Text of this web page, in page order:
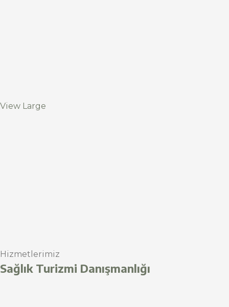
View Large
Hizmetlerimiz
Sağlık Turizmi Danışmanlığı